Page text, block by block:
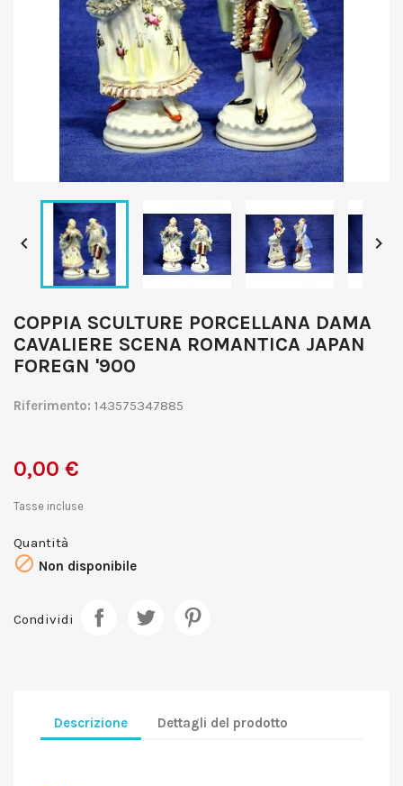
 
COPPIA SCULTURE PORCELLANA DAMA
CAVALIERE SCENA ROMANTICA JAPAN
FOREGN '900
Riferimento: 143575347885
0,00 €
Tasse incluse
Quantità
 Non disponibile
Condividi
Descrizione Dettagli del prodotto